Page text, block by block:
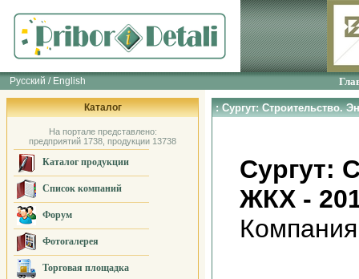
Русский / English
Каталог
На портале представлено:
предприятий 1738, продукции 13738
Каталог продукции
Список компаний
Форум
Фотогалерея
Торговая площадка
: Сургут: Строительство.
Сургут:
ЖКХ -